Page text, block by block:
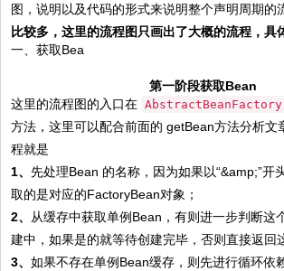
图，说明以及代码的形式来说明整个声明周期的
比较多，这里的流程图只画出了大概的流程，具
一、获取Bea
第一阶段获取Bean
这里的流程图的入口在 AbstractBeanFactory
方法，这里可以配合前面的 getBean方法分析文
程就是
1、先处理Bean 的名称，因为如果以“&amp;”开
取的是对应的FactoryBean对象；
2、
从缓存中获取单例Bean，有则进一步判断这
建中，如果是的就等待创建完毕，否则直接返回
3、如果不存在单例Bean缓存，则先进行循环依